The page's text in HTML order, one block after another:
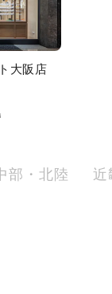
大阪店
部・北陸 近